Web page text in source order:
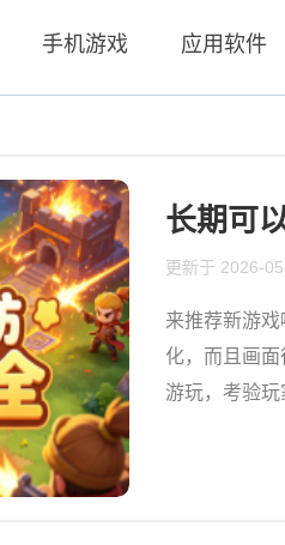
手机游戏 应用软件
长期可
更新于 2026-
来推荐新游
化，而且画
游玩，考验